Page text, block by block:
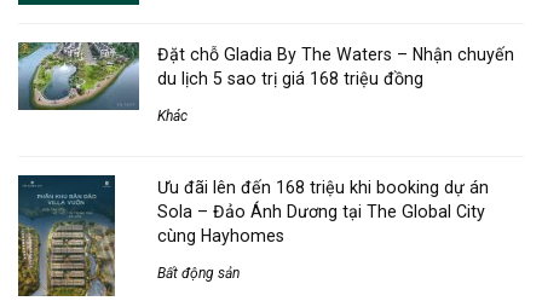
Đặt chỗ Gladia By The Waters – Nhận chuyến
du lịch 5 sao trị giá 168 triệu đồng
Khác
Ưu đãi lên đến 168 triệu khi booking dự án
Sola – Đảo Ánh Dương tại The Global City
cùng Hayhomes
Bất động sản